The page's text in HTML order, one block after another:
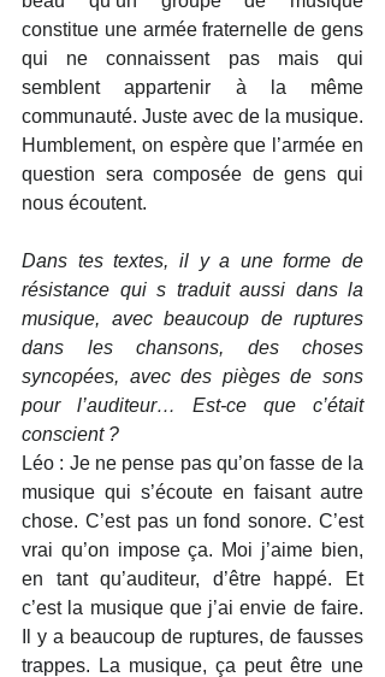
constitue une armée fraternelle de gens
qui ne connaissent pas mais qui
semblent appartenir à la même
communauté. Juste avec de la musique.
Humblement, on espère que l’armée en
question sera composée de gens qui
nous écoutent.
Dans tes textes, il y a une forme de
résistance qui s traduit aussi dans la
musique, avec beaucoup de ruptures
dans les chansons, des choses
syncopées, avec des pièges de sons
pour l’auditeur… Est-ce que c’était
conscient ?
Léo : Je ne pense pas qu’on fasse de la
musique qui s’écoute en faisant autre
chose. C’est pas un fond sonore. C’est
vrai qu’on impose ça. Moi j’aime bien,
en tant qu’auditeur, d’être happé. Et
c’est la musique que j’ai envie de faire.
Il y a beaucoup de ruptures, de fausses
trappes. La musique, ça peut être une